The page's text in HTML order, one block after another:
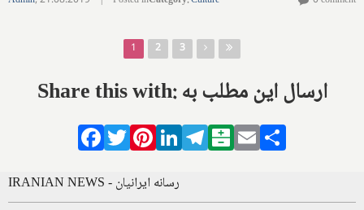
1 2 3
Share this with: ارسال این مطلب به
Facebook
TwitterPinterestLinkedIn
Telegram
Balatarin
Email
IRANIAN NEWS - رسانه ایرانیان